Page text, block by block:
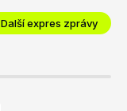
Další expres zprávy